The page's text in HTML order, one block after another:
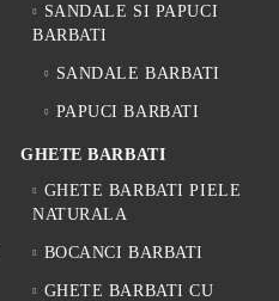
SANDALE SI PAPUCI
BARBATI
SANDALE BARBATI
PAPUCI BARBATI
GHETE BARBATI
GHETE BARBATI PIELE
NATURALA
BOCANCI BARBATI
GHETE BARBATI CU